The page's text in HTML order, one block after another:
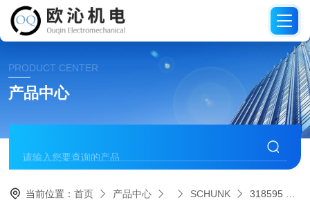
PRODUCT CENTER
产品中心
当前位置：首页 产品中心 SCHUNK 318595 PGN+P 160-2-ASSCHUNK雄克气爪夹爪